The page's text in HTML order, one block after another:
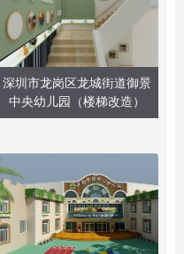
深圳市龙岗区龙城街道御景
中央幼儿园（楼梯改造）